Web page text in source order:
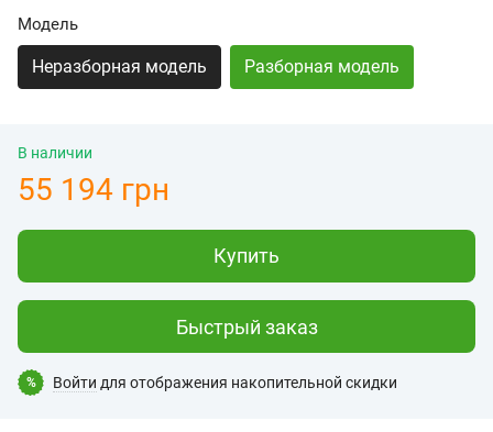
Модель
Неразборная модель Разборная модель
В наличии
55 194 грн
Купить
Быстрый заказ
% Войти для отображения накопительной скидки